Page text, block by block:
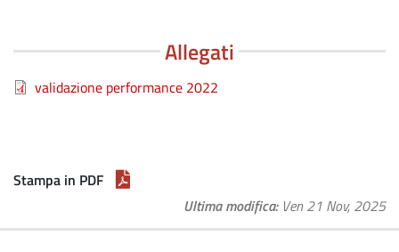
Allegati
validazione performance 2022
Stampa in PDF
Ultima modifica Ven 21 Nov, 2025